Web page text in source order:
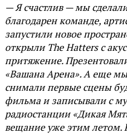
— Я счастлив — мы
благодарен команде,
запустили новое
открыли The Hatters с
притяжение.
«Вашана Арена». А еще
снимали первые сцены
фильма и записывали с
радиостанции «Дикая
вещание уже этим летом.